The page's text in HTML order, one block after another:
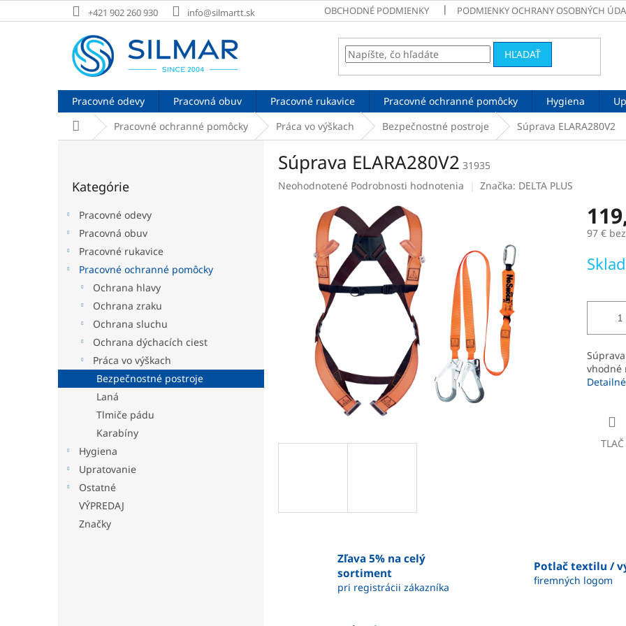
na
+421 902 260 930 info@silmartt.sk OBCHODNÉ PODMIENKY PODMIENKY OCHRANY OSOBNÝCH
HĽADAŤ
Pracovné odevy Pracovná obuv Pracovné rukavice Pracovné ochranné pomôcky Hygiena
DomovPracovné ochranné pomôcky Práca vo výškach Bezpečnostné postroje Súprava ELARA280V2
kategórie
Kategórie
Pracovné odevy
Pracovná obuv
Pracovné rukavice
Pracovné ochranné pomôcky
Ochrana hlavy
Ochrana zraku
Ochrana sluchu
Ochrana dýchacích ciest
Práca vo výškach
Bezpečnostné postroje
Laná
Tlmiče pádu
Karabíny
Hygiena
Upratovanie
Ostatné
VÝPREDAJ
Značky
Súprava ELARA280V2 31935
Priemerné
hviezdičiek.
Neohodnotené Podrobnosti hodnotenia Značka: DELTA PLUS
97 €
cena:
vhodné
TLAČ
Zľava 5% na celý
sortiment
pri registrácii zákazníka
Potlač textilu /
firemných logom